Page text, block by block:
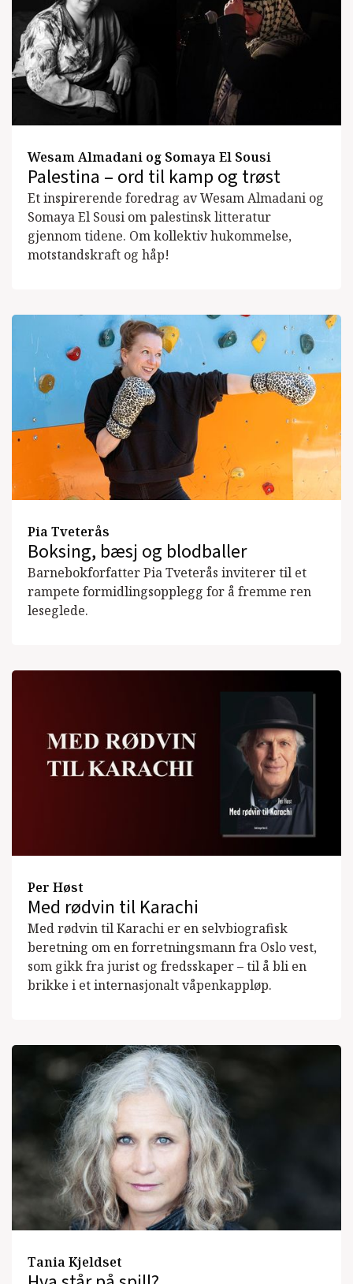
Wesam Almadani og Somaya El Sousi
Palestina – ord til kamp og trøst
Et inspirerende foredrag av Wesam Almadani og
Somaya El Sousi om palestinsk litteratur
gjennom tidene. Om kollektiv hukommelse,
motstandskraft og håp!
Pia Tveterås
Boksing, bæsj og blodballer
Barnebokforfatter Pia Tveterås inviterer til et
rampete formidlingsopplegg for å fremme ren
leseglede.
Per Høst
Med rødvin til Karachi
Med rødvin til Karachi er en selvbiografisk
beretning om en forretningsmann fra Oslo vest,
som gikk fra jurist og fredsskaper – til å bli en
brikke i et internasjonalt våpenkappløp.
Tania Kjeldset